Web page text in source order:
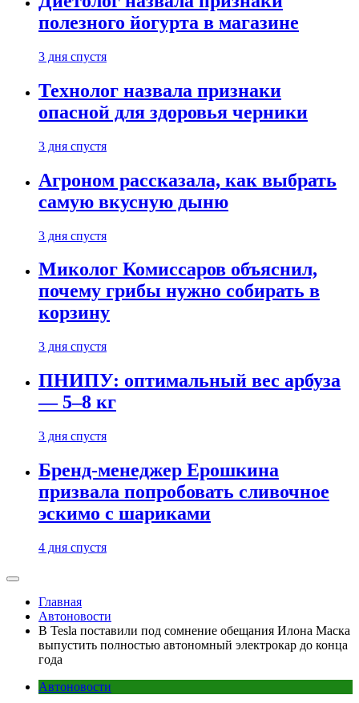
полезного йогурта в магазине
3 дня спустя
Технолог назвала признаки
опасной для здоровья черники
3 дня спустя
Агроном рассказала, как выбрать
самую вкусную дыню
3 дня спустя
Миколог Комиссаров объяснил,
почему грибы нужно собирать в
корзину
3 дня спустя
ПНИПУ: оптимальный вес арбуза
— 5–8 кг
3 дня спустя
Бренд-менеджер Ерошкина
призвала попробовать сливочное
эскимо с шариками
4 дня спустя
Главная
Автоновости
В Tesla поставили под сомнение обещания Илона Маска
выпустить полностью автономный электрокар до конца
года
Автоновости